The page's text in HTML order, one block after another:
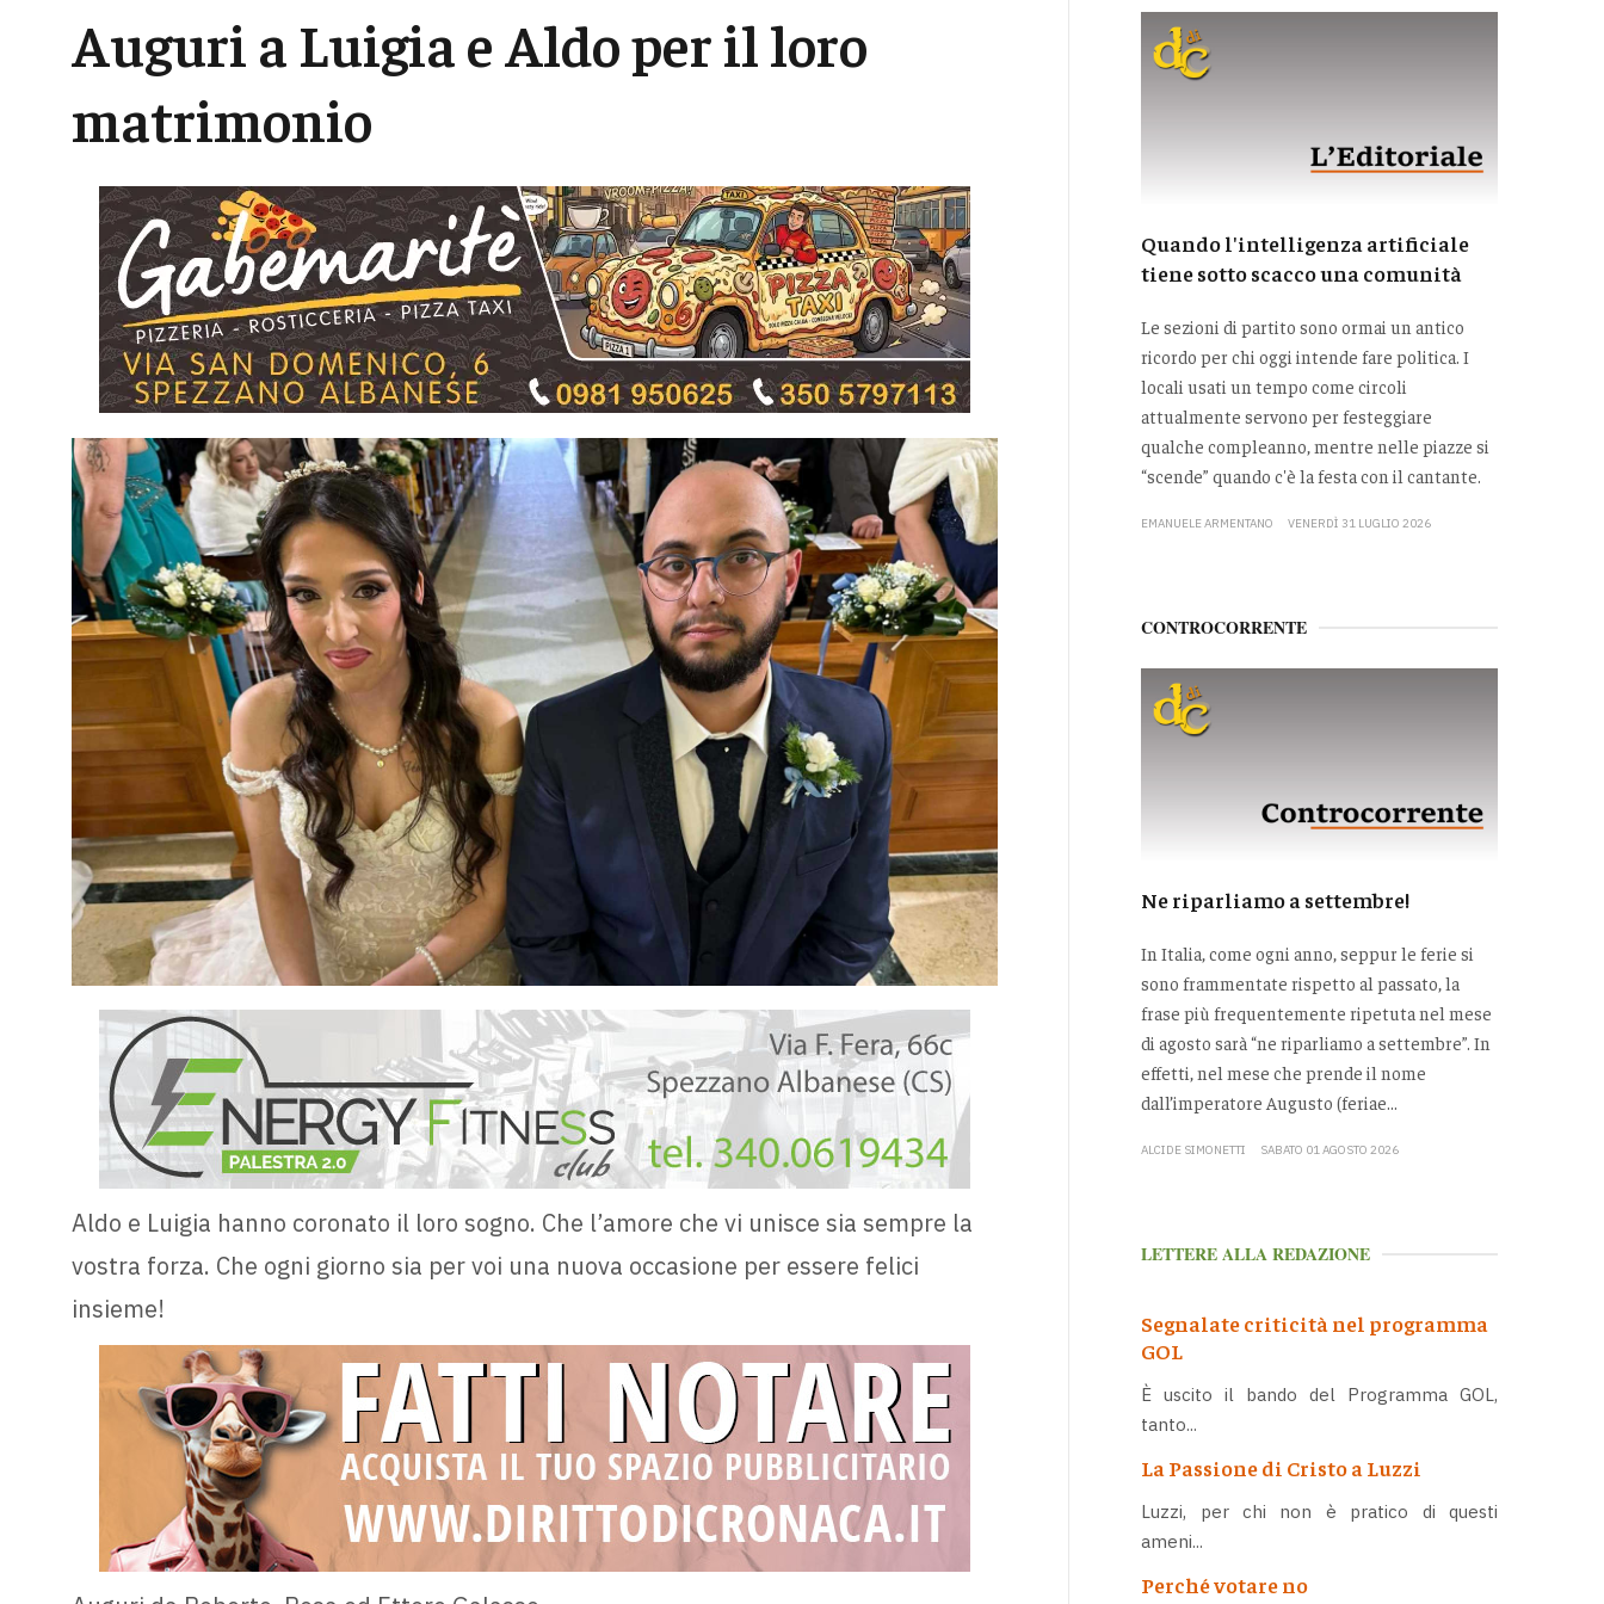
Auguri a Luigia e Aldo per il loro
matrimonio
Aldo e Luigia hanno coronato il loro sogno. Che l’amore che vi unisce sia sempre la
vostra forza. Che ogni giorno sia per voi una nuova occasione per essere felici
insieme!
Quando l'intelligenza artificiale
tiene sotto scacco una comunità
Le sezioni di partito sono ormai un antico
ricordo per chi oggi intende fare politica. I
locali usati un tempo come circoli
attualmente servono per festeggiare
qualche compleanno, mentre nelle piazze si
“scende” quando c'è la festa con il cantante.
EMANUELE ARMENTANO VENERDÌ 31 LUGLIO 2026
CONTROCORRENTE
Ne riparliamo a settembre!
In Italia, come ogni anno, seppur le ferie si
sono frammentate rispetto al passato, la
frase più frequentemente ripetuta nel mese
di agosto sarà “ne riparliamo a settembre”. In
effetti, nel mese che prende il nome
dall’imperatore Augusto (feriae...
ALCIDE SIMONETTI SABATO 01 AGOSTO 2026
LETTERE ALLA REDAZIONE
Segnalate criticità nel programma
GOL
È uscito il bando del Programma GOL,
tanto...
La Passione di Cristo a Luzzi
Luzzi, per chi non è pratico di questi
ameni...
Perché votare no